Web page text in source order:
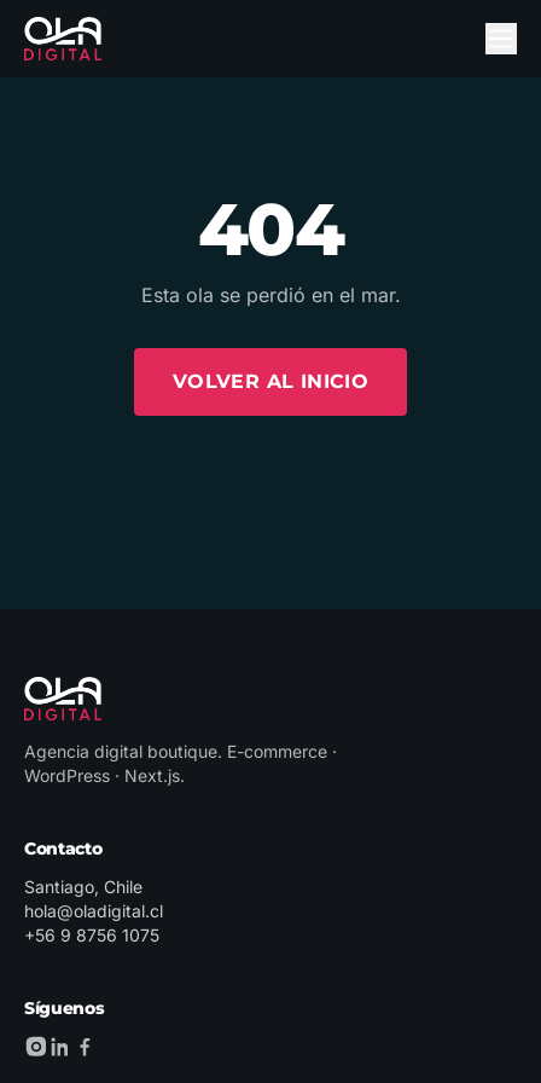
404
Esta ola se perdió en el mar.
VOLVER AL INICIO
Agencia digital boutique. E-commerce ·
WordPress · Next.js.
Contacto
Santiago, Chile
hola@oladigital.cl
+56 9 8756 1075
Síguenos